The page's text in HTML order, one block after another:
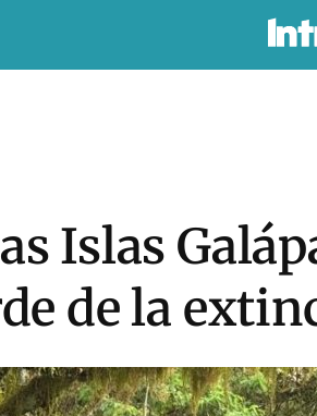
Islas
de la